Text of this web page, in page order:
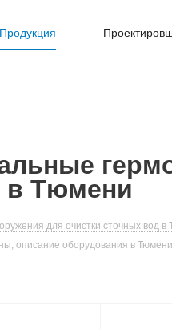
Продукция
в Тюмени
для очистки сточных вод в
описание оборудования в Тюмени